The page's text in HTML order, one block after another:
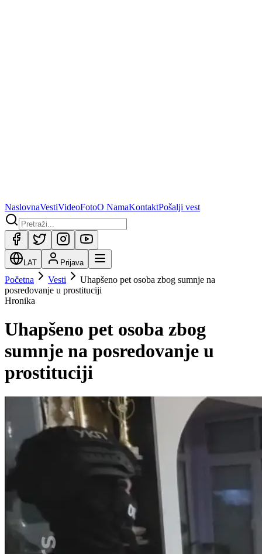
NaslovnaVestiVideoFotoO NamaKontaktPošalji vest
LAT Prijava
Početna Vesti
Uhapšeno pet osoba zbog sumnje na
posredovanje u prostituciji
Hronika
Uhapšeno pet osoba zbog
sumnje na posredovanje u
prostituciji